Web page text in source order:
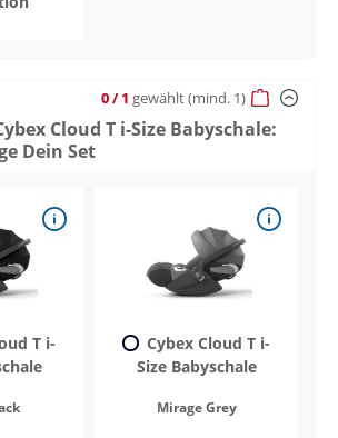
Cloud T i-Size Babyschale:
Dein Set
0/ 1 gewählt(mind. 1)
T i-
Cybex Cloud T i-
Size Babyschale
Mirage Grey